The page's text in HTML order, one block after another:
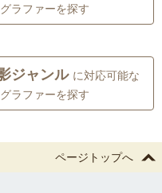
ラファーを探す
ジャンル に対応可能な
ラファーを探す
ページトップへ